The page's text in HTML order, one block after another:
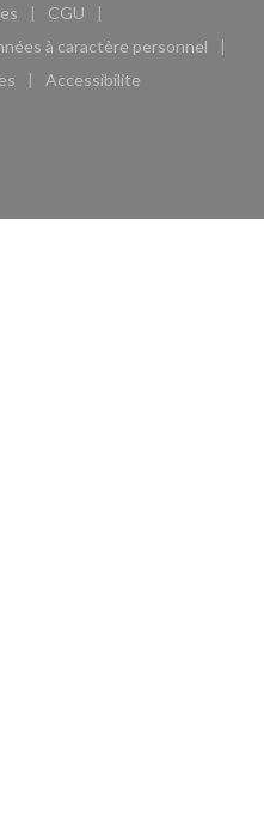
une nouvelle fenêtre))
CGU
((ouvre une nouvelle
à caractère personnel
((ouvre une nouvelle fenêtre))
une nouvelle fenêtre))
Accessibilite